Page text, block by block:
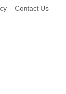
Contact Us